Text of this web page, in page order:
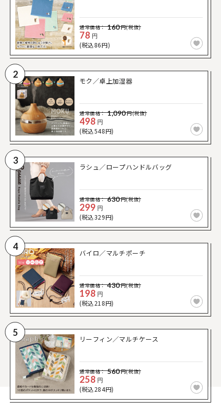
通常価格： 160円(税抜)
78 円
(税込86円)
2
モク／卓上加湿器
通常価格： 1,090円(税抜)
498 円
(税込548円)
3
ラシュ／ロープハンドルバッグ
通常価格： 630円(税抜)
299 円
(税込329円)
4
バイロ／マルチポーチ
通常価格： 430円(税抜)
198 円
(税込218円)
5
リーフィン／マルチケース
通常価格： 560円(税抜)
258 円
(税込284円)